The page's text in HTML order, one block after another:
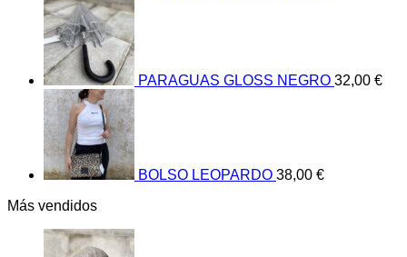
PARAGUAS GLOSS NEGRO 32,00 €
BOLSO LEOPARDO 38,00 €
Más vendidos